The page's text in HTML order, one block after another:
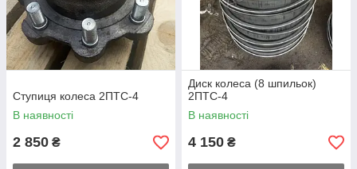
Ступиця колеса 2ПТС-4
В наявності
2 850 ₴
Диск колеса (8 шпильок)
2ПТС-4
В наявності
4 150 ₴